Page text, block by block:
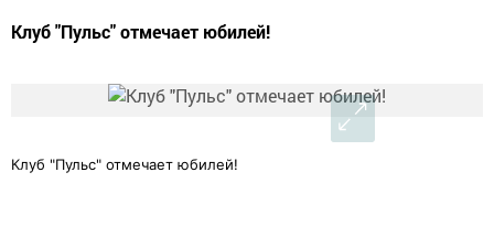
Клуб "Пульс" отмечает юбилей!
Клуб "Пульс" отмечает юбилей!